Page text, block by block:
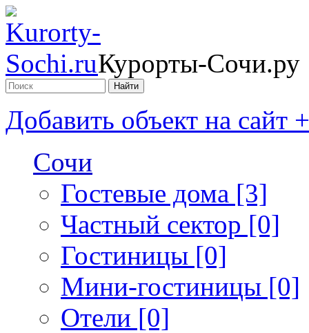
Курорты-Сочи.ру
Добавить объект на сайт +
Сочи
Гостевые дома [3]
Частный сектор [0]
Гостиницы [0]
Мини-гостиницы [0]
Отели [0]